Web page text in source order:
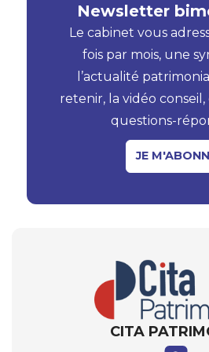
Newsletter
Le cabinet vous
fois par mois, une
l’actualité
retenir, la vidéo conseil,
questions-
JE
CITA